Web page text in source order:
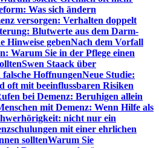
Was sich ändern
versorgen: Verhalten doppelt
Blutwerte aus dem Darm-
Hinweise gebenNach dem Vorfall
Warum Sie in der Pflege einen
Swen Staack über
HoffnungenNeue Studie:
oft mit beeinflussbaren Risiken
bei Demenz: Beruhigen allein
mit Demenz: Wenn Hilfe als
nicht nur ein
mit einer ehrlichen
solltenWarum Sie